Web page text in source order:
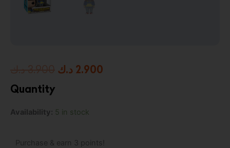
Original
2.900 د.ك
Quantity
Availability: 5 in stock
Purchase & earn 3 points!
Pop!
Belcher